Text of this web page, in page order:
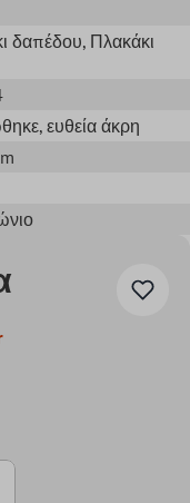
δαπέδου, Πλακάκι
, ευθεία άκρη